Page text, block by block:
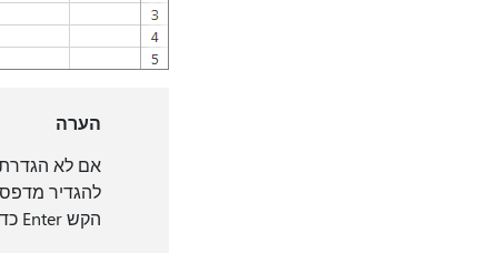
הערה
אם לא
להגדיר
הקש Enter כדי לקבל את השינויים או Esc כדי לבטל את השינויים.